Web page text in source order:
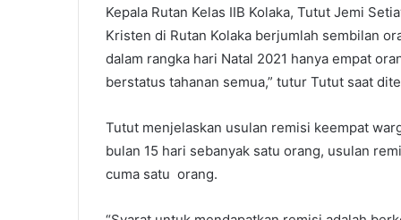
Kepala Rutan Kelas IIB Kolaka, Tutut Jemi
Kristen di Rutan Kolaka berjumlah sembilan
dalam rangka hari Natal 2021 hanya empat
berstatus tahanan semua,” tutur Tutut saat
Tutut menjelaskan usulan remisi keempat
bulan 15 hari sebanyak satu orang, usulan
cuma satu orang.